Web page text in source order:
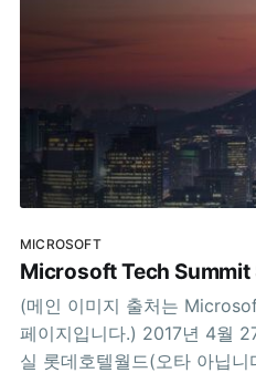
MICROSOFT
Microsoft Tech Summit
(메인 이미지 출처는
페이지입니다.) 2017년 4월 27일(목)부터 이틀간 서울 잠
실 롯데호텔월드(오타 아닙